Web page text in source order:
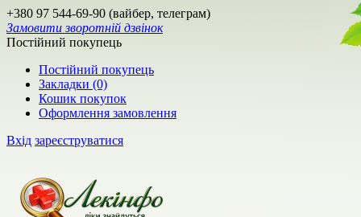
+380 97 544-69-90 (вайбер, телеграм)
Замовити зворотній дзвінок
Постійний покупець
Постійний покупець
Закладки (0)
Кошик покупок
Оформлення замовлення
Вхід зареєструватися